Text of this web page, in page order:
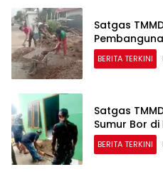
Satgas
BERITA TERKINI
Satgas
Sumur Bor
BERITA TERKINI